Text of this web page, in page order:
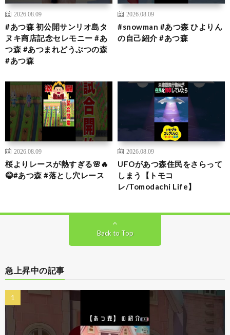
2026.08.09
#あつ森 初公開サンリオ島タ
ヌキ商店記念セレモニー #あ
つ森 #あつまれどうぶつの森
#あつ森
2026.08.09
#snowman #あつ森 ひよりん
の自己紹介 #あつ森
2026.08.09
桜よりレースが熱すぎる🌸🔥
😂#あつ森 #落とし穴レース
2026.08.09
UFOがあつ森住民をさらって
しまう【トモコ
レ/Tomodachi Life】
Back to Top
急上昇中の記事